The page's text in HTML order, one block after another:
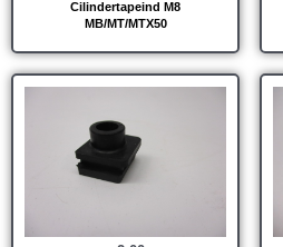
Cilindertapeind M8
MB/MT/MTX50